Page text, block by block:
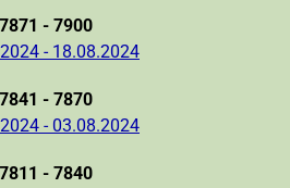
7871 - 7900
- 18.08.2024
7841 - 7870
- 03.08.2024
7811 - 7840